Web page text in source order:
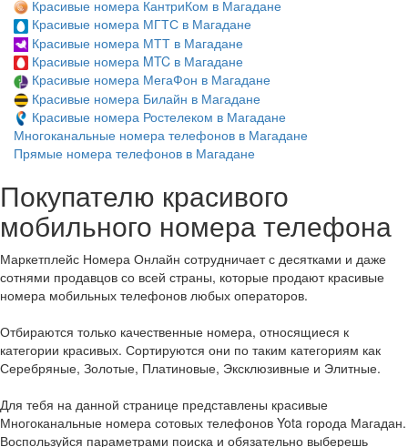
Красивые номера КантриКом в Магадане
Красивые номера МГТС в Магадане
Красивые номера МТТ в Магадане
Красивые номера MTC в Магадане
Красивые номера МегаФон в Магадане
Красивые номера Билайн в Магадане
Красивые номера Ростелеком в Магадане
Многоканальные номера телефонов в Магадане
Прямые номера телефонов в Магадане
Покупателю красивого
мобильного номера телефона
Маркетплейс Номера Онлайн сотрудничает с десятками и даже
сотнями продавцов со всей страны, которые продают красивые
номера мобильных телефонов любых операторов.
Отбираются только качественные номера, относящиеся к
категории красивых. Сортируются они по таким категориям как
Серебряные, Золотые, Платиновые, Эксклюзивные и Элитные.
Для тебя на данной странице представлены красивые
Многоканальные номера сотовых телефонов Yota города Магадан.
Воспользуйся параметрами поиска и обязательно выберешь